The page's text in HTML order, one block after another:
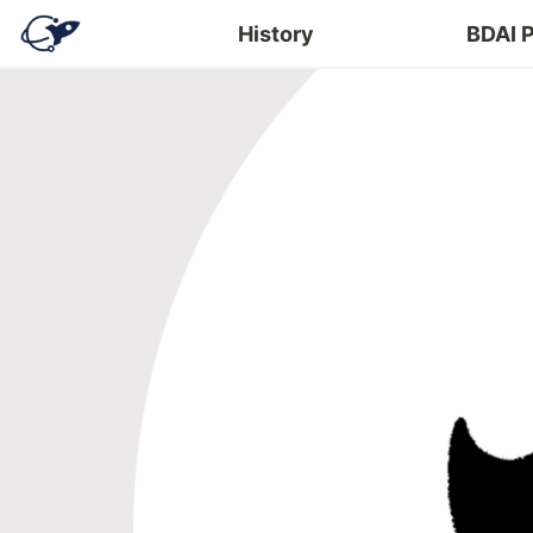
History BDAI